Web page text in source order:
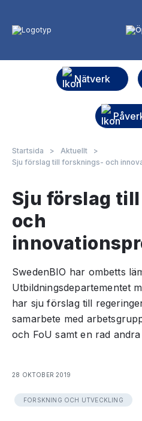
Nätverk
Startsida > Aktuellt
>
Sju förslag till forsknings- och
Sju förslag
och
SwedenBIO har ombetts
Utbildningsdepartementet
har sju förslag till
samarbete med
och FoU samt en rad andra
28 OKTOBER 2019
FORSKNING OCH UTVECKLING